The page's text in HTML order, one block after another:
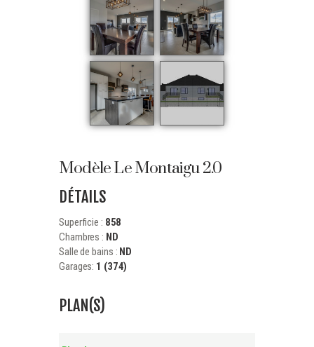
Modèle Le Montaigu 2.0
DÉTAILS
Superficie : 858
Chambres : ND
Salle de bains : ND
Garages: 1 (374)
PLAN(S)